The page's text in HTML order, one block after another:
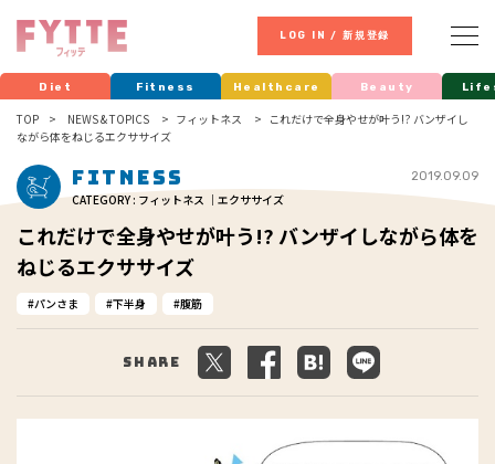
LOG IN / 新規登録
Diet Fitness Healthcare Beauty
TOP NEWS & TOPICS フィットネス
これだけで全身やせが叶う!? バンザイし
ながら体をねじるエクササイズ
Fitness
CATEGORY : フィットネス ｜エクササイズ
2019.09.09
これだけで全身やせが叶う!? バンザイしながら体を
ねじるエクササイズ
パンさま 下半身 腹筋
Share